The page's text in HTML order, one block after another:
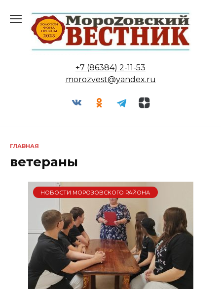
содержанию
+7 (86384) 2-11-53
morozvest@yandex.ru
ГЛАВНАЯ
ветераны
НОВОСТИ МОРОЗОВСКОГО РАЙОНА